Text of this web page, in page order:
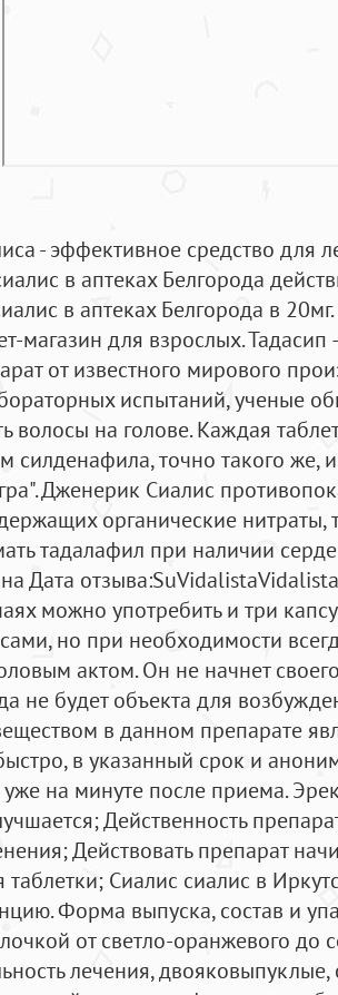
- эффективное средство для
в аптеках Белгорода
в аптеках Белгорода в
магазин для взрослых.
от известного мирового
испытаний, ученые
волосы на голове. Каждая
силденафила, точно такого же,
Дженерик Cиалис
органические нитраты,
тадалафил при наличии
Дата
можно употребить и три
но при необходимости
актом. Он не начнет
не будет объекта для
в данном препарате
в указанный срок и
уже на минуте после приема.
Действенность
Действовать препарат
таблетки; Сиалис сиалис в
Форма выпуска, состав и
от светло-оранжевого до
лечения,